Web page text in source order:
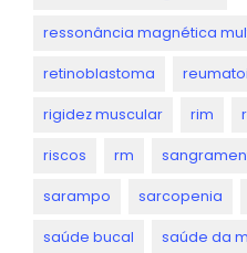
ressonância magnética
retinoblastoma
rigidez muscular rim
riscos rm
sarampo sarcopenia
saúde bucal saúde da